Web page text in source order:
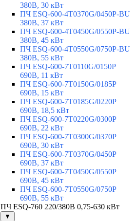
380В, 30 кВт
ПЧ ESQ-600-4T0370G/0450P-BU
380В, 37 кВт
ПЧ ESQ-600-4T0450G/0550P-BU
380В, 45 кВт
ПЧ ESQ-600-4T0550G/0750P-BU
380В, 55 кВт
ПЧ ESQ-600-7T0110G/0150P
690В, 11 кВт
ПЧ ESQ-600-7T0150G/0185P
690В, 15 кВт
ПЧ ESQ-600-7T0185G/0220P
690В, 18,5 кВт
ПЧ ESQ-600-7T0220G/0300P
690В, 22 кВт
ПЧ ESQ-600-7T0300G/0370P
690В, 30 кВт
ПЧ ESQ-600-7T0370G/0450P
690В, 37 кВт
ПЧ ESQ-600-7T0450G/0550P
690В, 45 кВт
ПЧ ESQ-600-7T0550G/0750P
690В, 55 кВт
ПЧ ESQ-760 220/380В 0,75-630 кВт
▼